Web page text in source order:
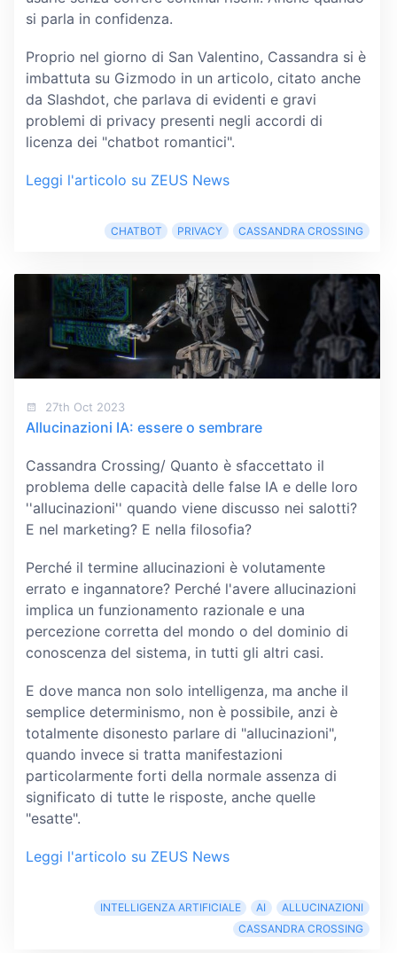
si parla in confidenza.
Proprio nel giorno di San Valentino, Cassandra si è
imbattuta su Gizmodo in un articolo, citato anche
da Slashdot, che parlava di evidenti e gravi
problemi di privacy presenti negli accordi di
licenza dei "chatbot romantici".
Leggi l'articolo su ZEUS News
CHATBOT PRIVACY CASSANDRA CROSSING
27th Oct 2023
Allucinazioni IA: essere o sembrare
Cassandra Crossing/ Quanto è sfaccettato il
problema delle capacità delle false IA e delle loro
''allucinazioni'' quando viene discusso nei salotti?
E nel marketing? E nella filosofia?
Perché il termine allucinazioni è volutamente
errato e ingannatore? Perché l'avere allucinazioni
implica un funzionamento razionale e una
percezione corretta del mondo o del dominio di
conoscenza del sistema, in tutti gli altri casi.
E dove manca non solo intelligenza, ma anche il
semplice determinismo, non è possibile, anzi è
totalmente disonesto parlare di "allucinazioni",
quando invece si tratta manifestazioni
particolarmente forti della normale assenza di
significato di tutte le risposte, anche quelle
"esatte".
Leggi l'articolo su ZEUS News
INTELLIGENZA ARTIFICIALE AI
ALLUCINAZIONI
CASSANDRA CROSSING